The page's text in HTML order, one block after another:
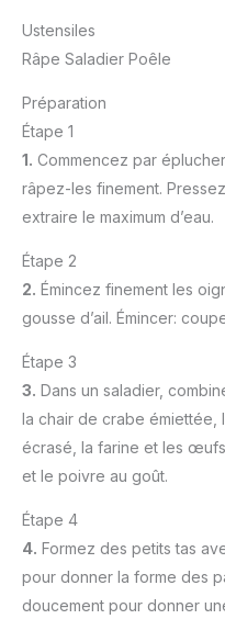
Ustensiles
Râpe Saladier Poêle
Préparation
Étape 1
1. Commencez par
râpez-les finement.
extraire le maximum d’eau.
Étape 2
2. Émincez finement les
gousse d’ail. Émincer:
Étape 3
3. Dans un saladier,
la chair de crabe émiettée,
écrasé, la farine et les
et le poivre au goût.
Étape 4
4. Formez des petits tas
pour donner la forme des
doucement pour donner